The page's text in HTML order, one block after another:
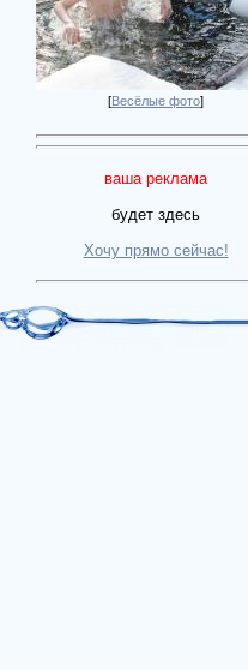
[Весёлые фото]
ваша реклама
будет здесь
Хочу прямо сейчас!